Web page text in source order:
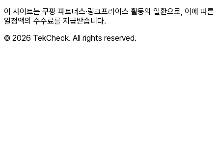
이 사이트는 쿠팡 파트너스·링크프라이스 활동의 일환으로, 이에 따른
일정액의 수수료를 지급받습니다.
© 2026 TekCheck. All rights reserved.